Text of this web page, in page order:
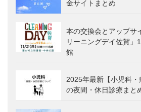
金サイトまとめ
本の交換会とアップサ
リーニングデイ佐賀」
館
2025年最新【小児科
の夜間・休日診療まと